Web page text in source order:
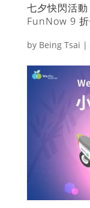
七夕快閃活
FunNow 9 折
by Being Tsai |